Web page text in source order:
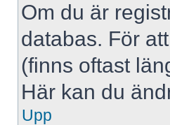
Om du är
databas. För
(finns oftast
Här kan du
Upp